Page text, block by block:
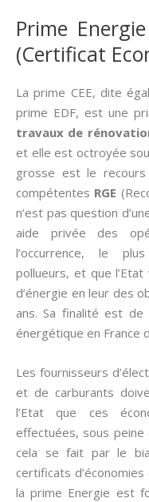
Prime
(Certificat
La prime CEE, dite
prime EDF, est une
travaux de
et elle est octroyée
grosse est le
compétentes RGE
n’est pas question
aide privée des
l’occurrence, le
pollueurs, et que
d’énergie en leur des
ans. Sa finalité est de
énergétique en France
Les fournisseurs
et de carburants
l’Etat que ces
effectuées, sous
cela se fait par le
certificats d’économies
la prime Energie est